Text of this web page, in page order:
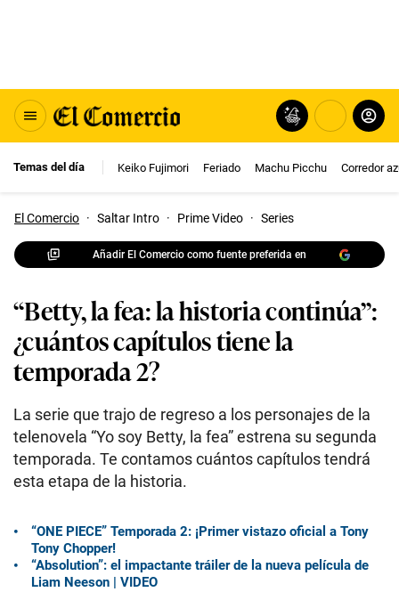
Temas del día Keiko Fujimori Feriado Machu Picchu Corredor
El Comercio · Saltar Intro · Prime Video · Series
Añadir El Comercio como fuente preferida en
“Betty, la fea: la historia continúa”:
¿cuántos capítulos tiene la
temporada 2?
La serie que trajo de regreso a los personajes de la
telenovela “Yo soy Betty, la fea” estrena su segunda
temporada. Te contamos cuántos capítulos tendrá
esta etapa de la historia.
“ONE PIECE” Temporada 2: ¡Primer vistazo oficial a Tony
Tony Chopper!
“Absolution”: el impactante tráiler de la nueva película de
Liam Neeson | VIDEO